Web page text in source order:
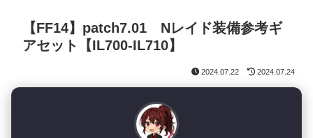
【FF14】patch7.01 Nレイド装備参考ギ
アセット【IL700-IL710】
2024.07.22 2024.07.24